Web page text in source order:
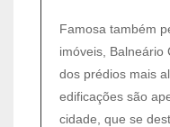
Famosa também
imóveis, Balneário
dos prédios mais
edificações são
cidade, que se